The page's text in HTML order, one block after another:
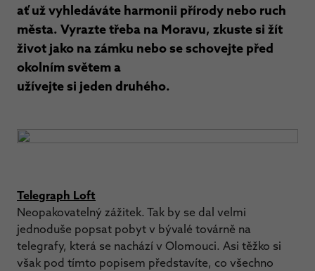
ať už vyhledáváte harmonii přírody nebo ruch
města. Vyrazte třeba na Moravu, zkuste si žít
život jako na zámku nebo se schovejte před
okolním světem a
užívejte si jeden druhého.
Telegraph Loft
Neopakovatelný zážitek. Tak by se dal velmi
jednoduše popsat pobyt v bývalé továrně na
telegrafy, která se nachází v Olomouci. Asi těžko si
však pod tímto popisem představíte, co všechno